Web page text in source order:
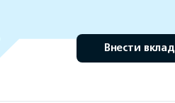
Внести вклад